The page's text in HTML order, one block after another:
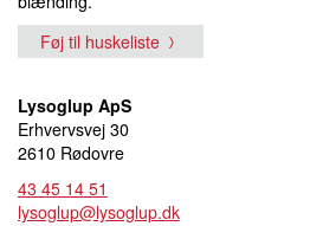
Føj til huskeliste
Lysoglup ApS
Erhvervsvej 30
2610 Rødovre
43 45 14 51
lysoglup@lysoglup.dk